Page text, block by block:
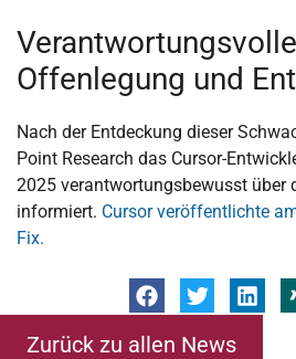
Verantwortungsvolle
Offenlegung und
Nach der Entdeckung dieser
Point Research das Cursor-
2025 verantwortungsbewusst über
informiert. Cursor veröffentlichte
Fix.
Zurück zu allen News